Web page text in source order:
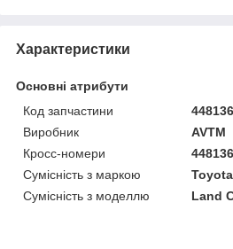
Характеристики
Основні атрибути
Код запчастини
Виробник
AVTM
Кросс-номери
Сумісність з маркою
Toyota
Сумісність з моделлю
Land